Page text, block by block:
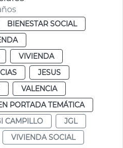
BIENESTAR SOCIAL
VIVIENDA
JESUS
VALENCIA
PORTADA TEMÁTICA
CAMPILLO
JGL
VIVIENDA SOCIAL